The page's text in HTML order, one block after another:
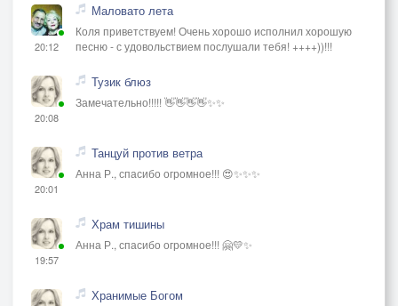
20:12
Маловато лета
Коля приветствуем! Очень хорошо исполнил хорошую
песню - с удовольствием послушали тебя! ++++))!!!
20:08
Тузик блюз
Замечательно!!!!! 👋👋👋👋✨✨
20:01
Танцуй против ветра
Анна Р., спасибо огромное!!! 😍✨✨✨
19:57
Храм тишины
Анна Р., спасибо огромное!!! 🤗💛✨
Хранимые Богом